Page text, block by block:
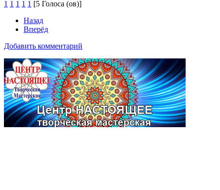
1 1 1 1 1 [5 Голоса (ов)]
Назад
Вперёд
Добавить комментарий